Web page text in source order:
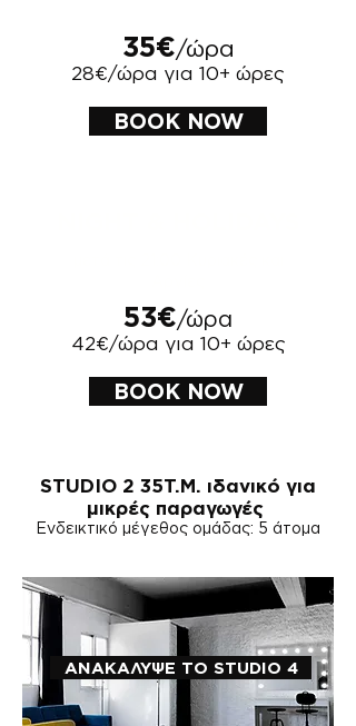
35€/ώρα
28€/ώρα για 10+ ώρες
BOOK NOW
53€/ώρα
42€/ώρα για 10+ ώρες
BOOK NOW
​STUDIO 2 35Τ.Μ. ιδανικό για
μικρές παραγωγές
Ενδεικτικό μέγεθος ομάδας: 5 άτομα
ΑΝΑΚΑΛΥΨΕ ΤΟ STUDIO 4